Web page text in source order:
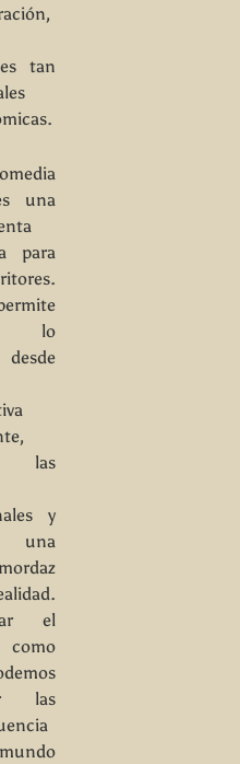
tan
una
para
lo
las
y
una
el
las